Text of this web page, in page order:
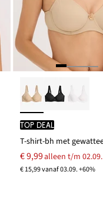
TOP DEAL
€ 9,99alleen t/m 02.09.
€ 15,99 vanaf 03.09. +60%